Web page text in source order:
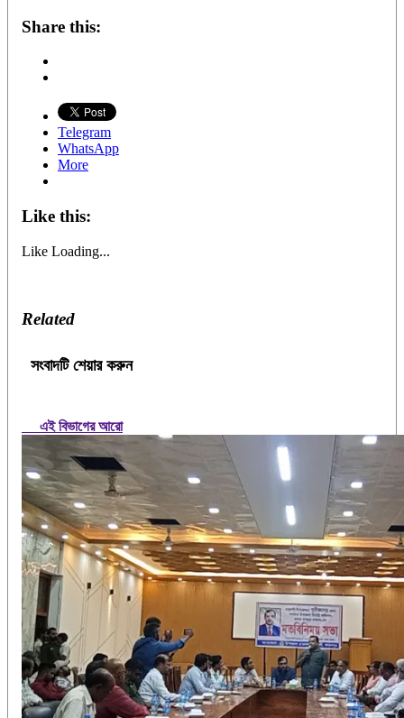
Share this:
Telegram
WhatsApp
More
Like this:
Like Loading...
Related
সংবাদটি শেয়ার করুন
এই বিভাগের আরো